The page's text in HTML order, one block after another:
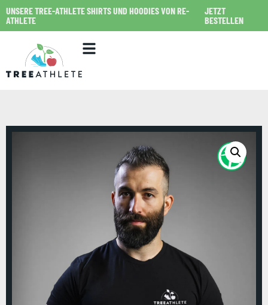
UNSERE TREE-ATHLETE SHIRTS UND HOODIES VON RE-
ATHLETE
JETZT
BESTELLEN